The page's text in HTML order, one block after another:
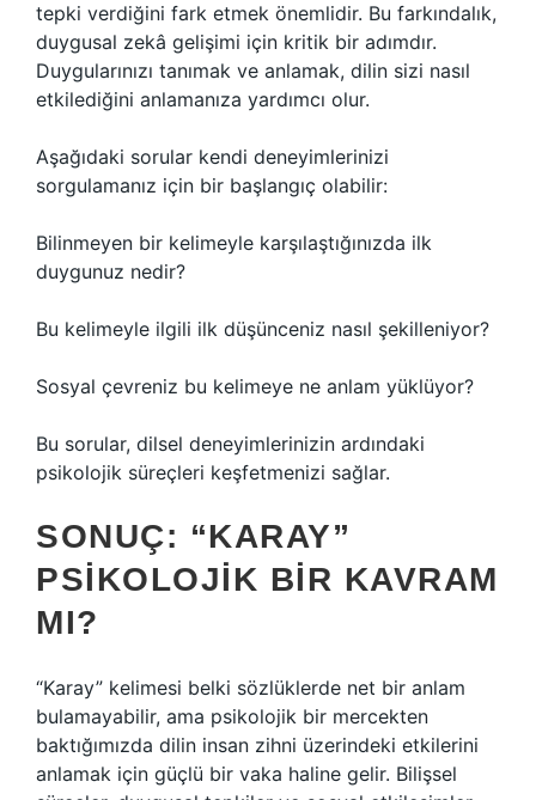
tepki verdiğini fark etmek önemlidir. Bu farkındalık,
duygusal zekâ gelişimi için kritik bir adımdır.
Duygularınızı tanımak ve anlamak, dilin sizi nasıl
etkilediğini anlamanıza yardımcı olur.
Aşağıdaki sorular kendi deneyimlerinizi
sorgulamanız için bir başlangıç olabilir:
Bilinmeyen bir kelimeyle karşılaştığınızda ilk
duygunuz nedir?
Bu kelimeyle ilgili ilk düşünceniz nasıl şekilleniyor?
Sosyal çevreniz bu kelimeye ne anlam yüklüyor?
Bu sorular, dilsel deneyimlerinizin ardındaki
psikolojik süreçleri keşfetmenizi sağlar.
SONUÇ: “KARAY”
PSIKOLOJIK BIR KAVRAM
MI?
“Karay” kelimesi belki sözlüklerde net bir anlam
bulamayabilir, ama psikolojik bir mercekten
baktığımızda dilin insan zihni üzerindeki etkilerini
anlamak için güçlü bir vaka haline gelir. Bilişsel